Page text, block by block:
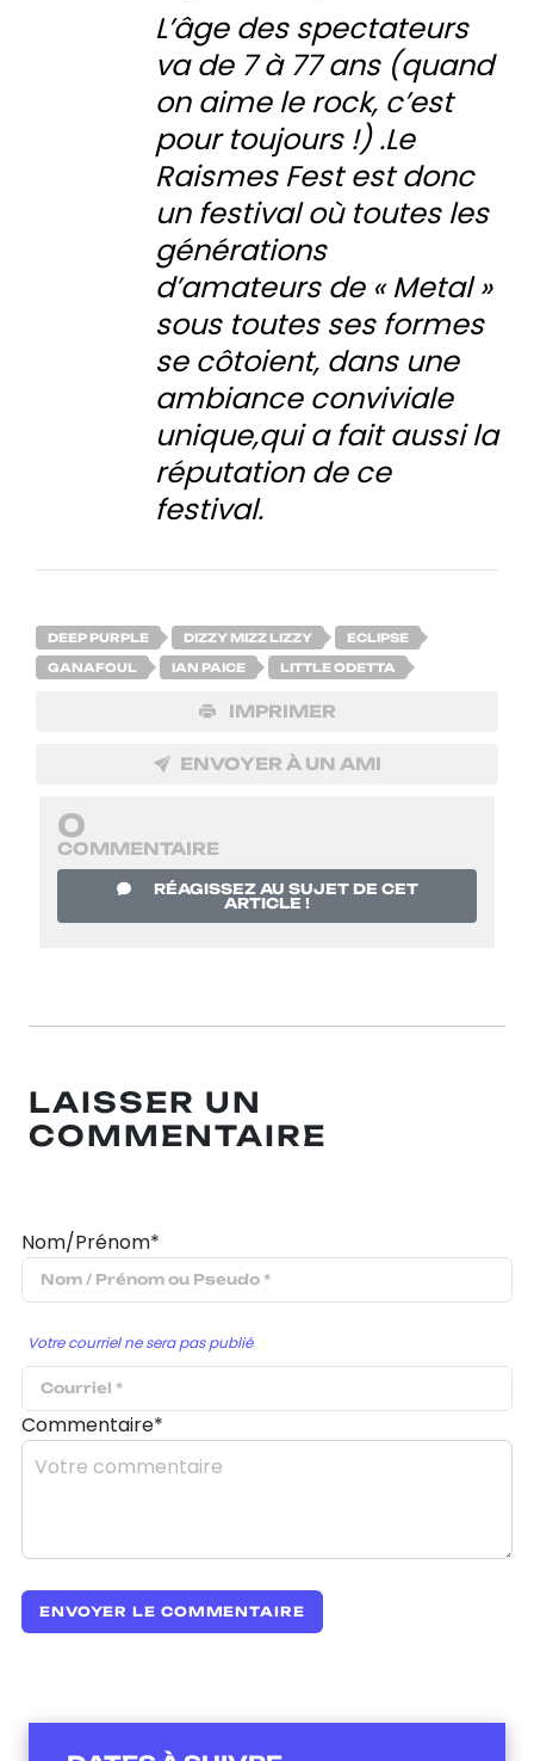
L’âge des spectateurs
va de 7 à 77 ans (quand
on aime le rock, c’est
pour toujours !) .Le
Raismes Fest est donc
un festival où toutes les
générations
d’amateurs de « Metal »
sous toutes ses formes
se côtoient, dans une
ambiance conviviale
unique,qui a fait aussi la
réputation de ce
festival.
DEEP PURPLE DIZZY MIZZ LIZZY ECLIPSE
GANAFOUL IAN PAICE LITTLE ODETTA
IMPRIMER
ENVOYER À UN AMI
0
COMMENTAIRE
RÉAGISSEZ AU SUJET DE CET
ARTICLE !
LAISSER UN
COMMENTAIRE
Nom/Prénom*
Votre courriel ne sera pas publié
Commentaire*